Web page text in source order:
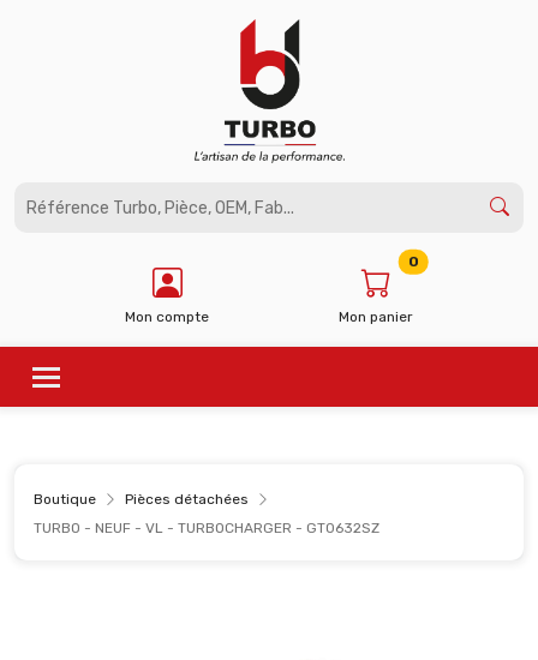
Mon compte Mon panier
0
Boutique
Pièces détachées
TURBO - NEUF - VL - TURBOCHARGER - GT0632SZ
Panneau de gestion des cookies